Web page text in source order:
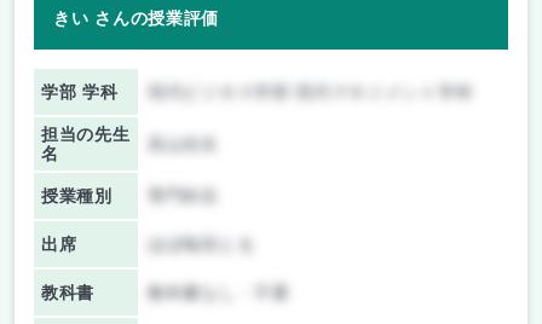
きい さんの授業評価
学部 学科
担当の先生
名
授業種別
出席 ほぼ毎回とる
教科書 教科書なし・不要